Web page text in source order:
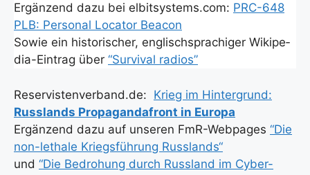
Ergän­zend dazu bei elbitsystems.com: PRC-648
PLB: Per­so­nal Loca­tor Bea­con
Sowie ein his­to­ri­scher, eng­lisch­spra­chi­ger Wiki­pe­
dia-Ein­trag über “Sur­vi­val radi­os”
Reservistenverband.de: Krieg im Hin­ter­grund:
Russ­lands Pro­pa­gan­da­front in Euro­pa
Ergän­zend dazu auf unse­ren FmR-Web­pages “Die
non-letha­le Kriegs­füh­rung Russ­lands“
und “Die Bedro­hung durch Russ­land im Cyber-